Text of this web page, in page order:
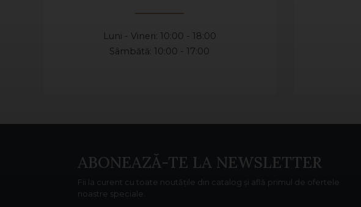
Luni - Vineri: 10:00 - 18:00
Sâmbătă: 10:00 - 17:00
ABONEAZĂ-TE LA NEWSLETTER
Fii la curent cu toate noutățile din catalog și află primul de ofertele
noastre speciale.